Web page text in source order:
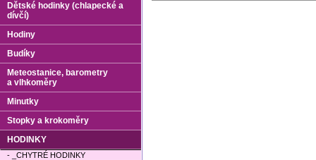
Dětské hodinky (chlapecké a
dívčí)
Hodiny
Budíky
Meteostanice, barometry
a vlhkoměry
Minutky
Stopky a krokoměry
HODINKY
- _CHYTRÉ HODINKY